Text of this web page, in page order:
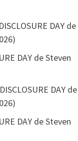
DISCLOSURE DAY de
DAY de Steven
DISCLOSURE DAY de
DAY de Steven